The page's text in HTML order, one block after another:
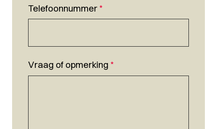
Telefoonnummer*
Vraag of opmerking *